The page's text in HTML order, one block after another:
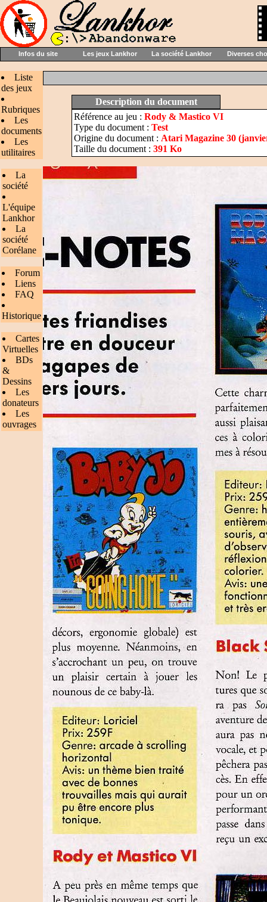
Infos du site Les jeux Lankhor La société Lankhor Diverses
Liste
des jeux
Rubriques
Les
documents
Les
utilitaires
La
société
L'équipe
Lankhor
La
société
Corélane
Forum
Liens
FAQ
Historique
Cartes
Virtuelles
BDs
&
Dessins
Les
donateurs
Les
ouvrages
Description du document
Référence au jeu : Rody & Mastico VI
Type du document : Test
Origine du document : Atari Magazine 30
Taille du document : 391 Ko